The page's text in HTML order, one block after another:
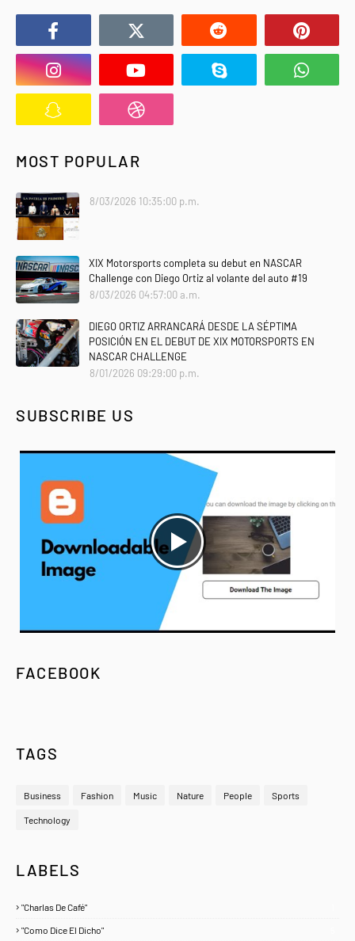
MOST POPULAR
8/03/2026 10:35:00 p.m.
XIX Motorsports completa su debut en NASCAR
Challenge con Diego Ortiz al volante del auto #19
8/03/2026 04:57:00 a.m.
DIEGO ORTIZ ARRANCARÁ DESDE LA SÉPTIMA
POSICIÓN EN EL DEBUT DE XIX MOTORSPORTS EN
NASCAR CHALLENGE
8/01/2026 09:29:00 p.m.
SUBSCRIBE US
FACEBOOK
TAGS
Business Fashion Music Nature People Sports
Technology
LABELS
"Charlas De Café"
"Como Dice El Dicho"